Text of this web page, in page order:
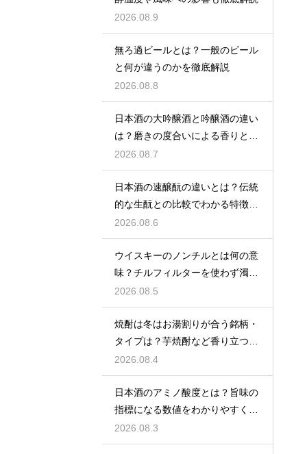
2026.08.9
無ろ過ビールとは？一般のビール
と何が違うのかを徹底解説
2026.08.8
日本酒の大吟醸酒と吟醸酒の違い
は？磨きの度合いによる香りと味
の差を解説
2026.08.7
日本酒の速醸酛の違いとは？伝統
的な生酛との比較でわかる特徴を
解説
2026.08.6
ウイスキーのノンチルとは何の意
味？チルフィルターを使わず濁り
をあえて残す製法
2026.08.5
焼酎は冬はお湯割りが合う銘柄・
タイプは？芋焼酎など香り立つ本
格焼酎で体が温まる
2026.08.4
日本酒のアミノ酸度とは？旨味の
指標になる数値をわかりやすく解
説
2026.08.3